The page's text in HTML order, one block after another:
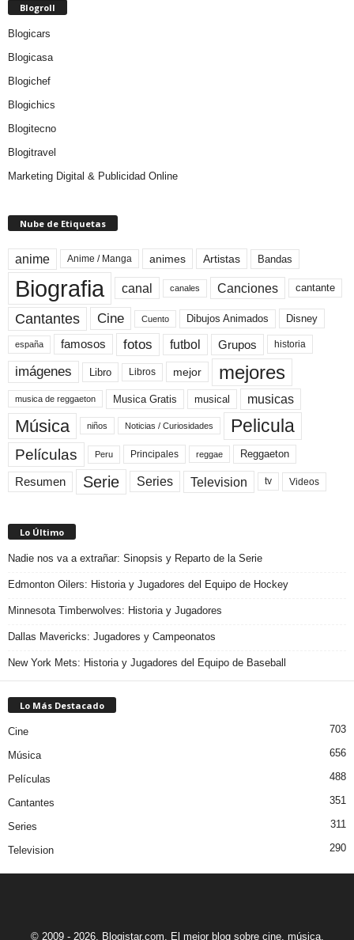
Blogroll
Blogicars
Blogicasa
Blogichef
Blogichics
Blogitecno
Blogitravel
Marketing Digital & Publicidad Online
Nube de Etiquetas
anime Anime / Manga animes Artistas Bandas
Biografia canal canales Canciones cantante
Cantantes Cine Cuento Dibujos Animados Disney
españa famosos fotos futbol Grupos historia
imágenes Libro Libros mejor mejores
musica de reggaeton Musica Gratis musical musicas
Música niños Noticias / Curiosidades Pelicula
Películas Peru Principales reggae Reggaeton
Resumen Serie Series Television tv Videos
Lo Último
Nadie nos va a extrañar: Sinopsis y Reparto de la Serie
Edmonton Oilers: Historia y Jugadores del Equipo de Hockey
Minnesota Timberwolves: Historia y Jugadores
Dallas Mavericks: Jugadores y Campeonatos
New York Mets: Historia y Jugadores del Equipo de Baseball
Lo Más Destacado
Cine 703
Música 656
Películas 488
Cantantes 351
Series 311
Television 290
© 2009 - 2026. Blogistar.com. El mejor blog sobre cine, música,